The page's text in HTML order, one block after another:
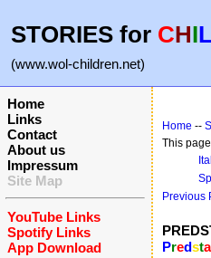
STORIES for CHIL
(www.wol-children.net)
Home
Links
Contact
About us
Impressum
Site Map
YouTube Links
Spotify Links
App Download
Home --
This
Previous
Predsta